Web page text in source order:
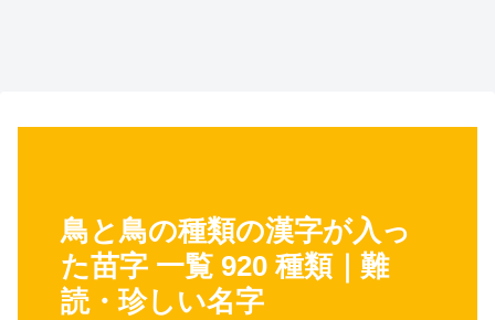
鳥と鳥の種類の漢字が入っ
た苗字 一覧 920 種類｜難
読・珍しい名字